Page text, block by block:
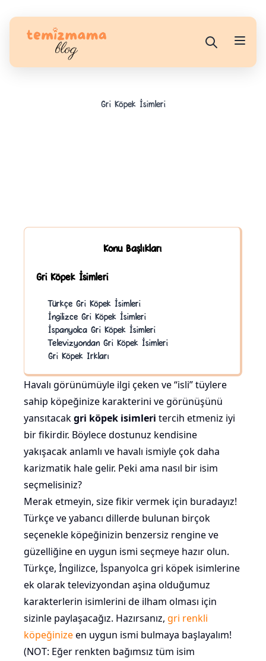
Gri Köpek İsimleri
Konu Başlıkları
Gri Köpek İsimleri
Türkçe Gri Köpek İsimleri
İngilizce Gri Köpek İsimleri
İspanyolca Gri Köpek İsimleri
Televizyondan Gri Köpek İsimleri
Gri Köpek Irkları
Havalı görünümüyle ilgi çeken ve “isli” tüylere
sahip köpeğinize karakterini ve görünüşünü
yansıtacakgri köpek isimleri tercih etmeniz iyi
bir fikirdir. Böylece dostunuz kendisine
yakışacak anlamlı ve havalı ismiyle çok daha
karizmatik hale gelir. Peki ama nasıl bir isim
seçmelisiniz?
Merak etmeyin, size fikir vermek için buradayız!
Türkçe ve yabancı dillerde bulunan birçok
seçenekle köpeğinizin benzersiz rengine ve
güzelliğine en uygun ismi seçmeye hazır olun.
Türkçe, İngilizce, İspanyolca gri köpek isimlerine
ek olarak televizyondan aşina olduğumuz
karakterlerin isimlerini de ilham olması için
sizinle paylaşacağız. Hazırsanız, gri renkli
köpeğinizeen uygun ismi bulmaya başlayalım!
(NOT: Eğer renkten bağımsız tüm isim